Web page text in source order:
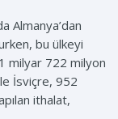
Almanya’dan
bu ülkeyi
milyar 722 milyon
İsviçre, 952
ithalat,